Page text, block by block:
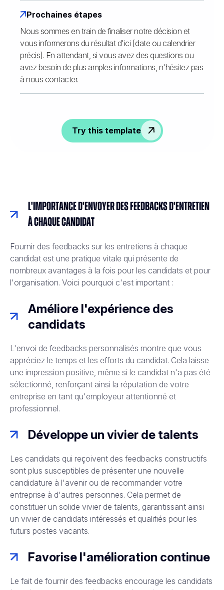
Prochaines étapes
Nous sommes en train de finaliser notre décision et
vous informerons du résultat d'ici [date ou calendrier
précis]. En attendant, si vous avez des questions ou
avez besoin de plus amples informations, n'hésitez pas
à nous contacter.
Try this template
L'importance d'envoyer des feedbacks d'entretien
à chaque candidat
Fournir des feedbacks sur les entretiens à chaque
candidat est une pratique vitale qui présente de
nombreux avantages à la fois pour les candidats et pour
l'organisation. Voici pourquoi c'est important :
Améliore l'expérience des
candidats
L'envoi de feedbacks personnalisés montre que vous
appréciez le temps et les efforts du candidat. Cela laisse
une impression positive, même si le candidat n'a pas été
sélectionné, renforçant ainsi la réputation de votre
entreprise en tant qu'employeur attentionné et
professionnel.
Développe un vivier de talents
Les candidats qui reçoivent des feedbacks constructifs
sont plus susceptibles de présenter une nouvelle
candidature à l'avenir ou de recommander votre
entreprise à d'autres personnes. Cela permet de
constituer un solide vivier de talents, garantissant ainsi
un vivier de candidats intéressés et qualifiés pour les
futurs postes vacants.
Favorise l'amélioration continue
Le fait de fournir des feedbacks encourage les candidats